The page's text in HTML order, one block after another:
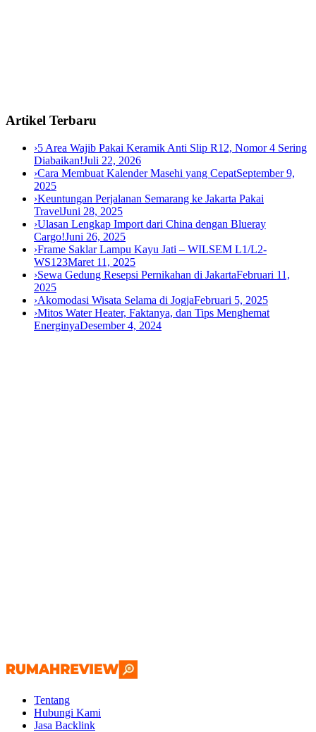
Artikel Terbaru
›5 Area Wajib Pakai Keramik Anti Slip R12, Nomor 4 Sering
Diabaikan!Juli 22, 2026
›Cara Membuat Kalender Masehi yang CepatSeptember 9,
2025
›Keuntungan Perjalanan Semarang ke Jakarta Pakai
TravelJuni 28, 2025
›Ulasan Lengkap Import dari China dengan Blueray
Cargo!Juni 26, 2025
›Frame Saklar Lampu Kayu Jati – WILSEM L1/L2-
WS123Maret 11, 2025
›Sewa Gedung Resepsi Pernikahan di JakartaFebruari 11,
2025
›Akomodasi Wisata Selama di JogjaFebruari 5, 2025
›Mitos Water Heater, Faktanya, dan Tips Menghemat
EnerginyaDesember 4, 2024
Tentang
Hubungi Kami
Jasa Backlink